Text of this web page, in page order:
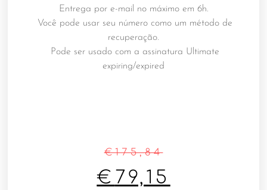
Entrega por e-mail no máximo em 6h.
Você pode usar seu número como um método de
recuperação.
Pode ser usado com a assinatura Ultimate
expiring/expired
€175,84
€ 79,15